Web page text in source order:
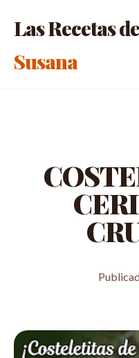
Las Recetas de
Susana